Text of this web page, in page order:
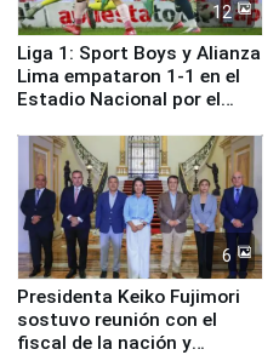
12
Liga 1: Sport Boys y Alianza
Lima empataron 1-1 en el
Estadio Nacional por el
6
Presidenta Keiko Fujimori
sostuvo reunión con el
fiscal de la nación y